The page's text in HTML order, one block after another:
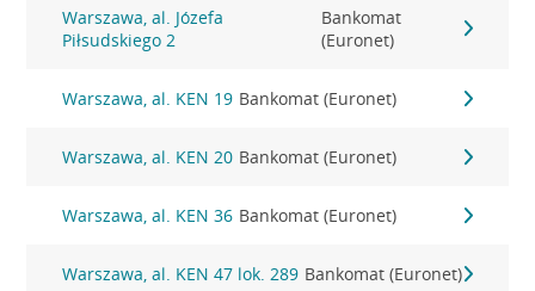
Warszawa, al. Józefa
Piłsudskiego 2
Bankomat
(Euronet)
Warszawa, al. KEN 19 Bankomat (Euronet)
Warszawa, al. KEN 20 Bankomat (Euronet)
Warszawa, al. KEN 36 Bankomat (Euronet)
Warszawa, al. KEN 47 lok. 289 Bankomat (Euronet)